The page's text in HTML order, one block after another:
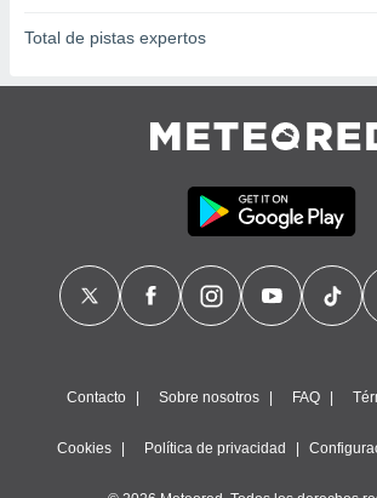
Total de pistas expertos
Contacto Sobre nosotros FAQ
Cookies Política de privacidad